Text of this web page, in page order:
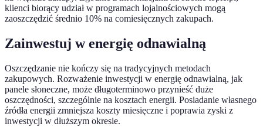
klienci biorący udział w programach lojalnościowych mogą
zaoszczędzić średnio 10% na comiesięcznych zakupach.
Zainwestuj w energię odnawialną
Oszczędzanie nie kończy się na tradycyjnych metodach
zakupowych. Rozważenie inwestycji w energię odnawialną, jak
panele słoneczne, może długoterminowo przynieść duże
oszczędności, szczególnie na kosztach energii. Posiadanie własnego
źródła energii zmniejsza koszty miesięczne i poprawia zyski z
inwestycji w dłuższym okresie.